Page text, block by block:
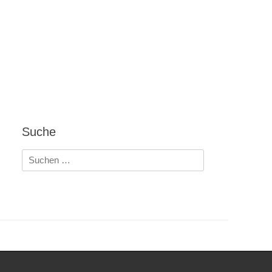
Suche
Suchen
nach: